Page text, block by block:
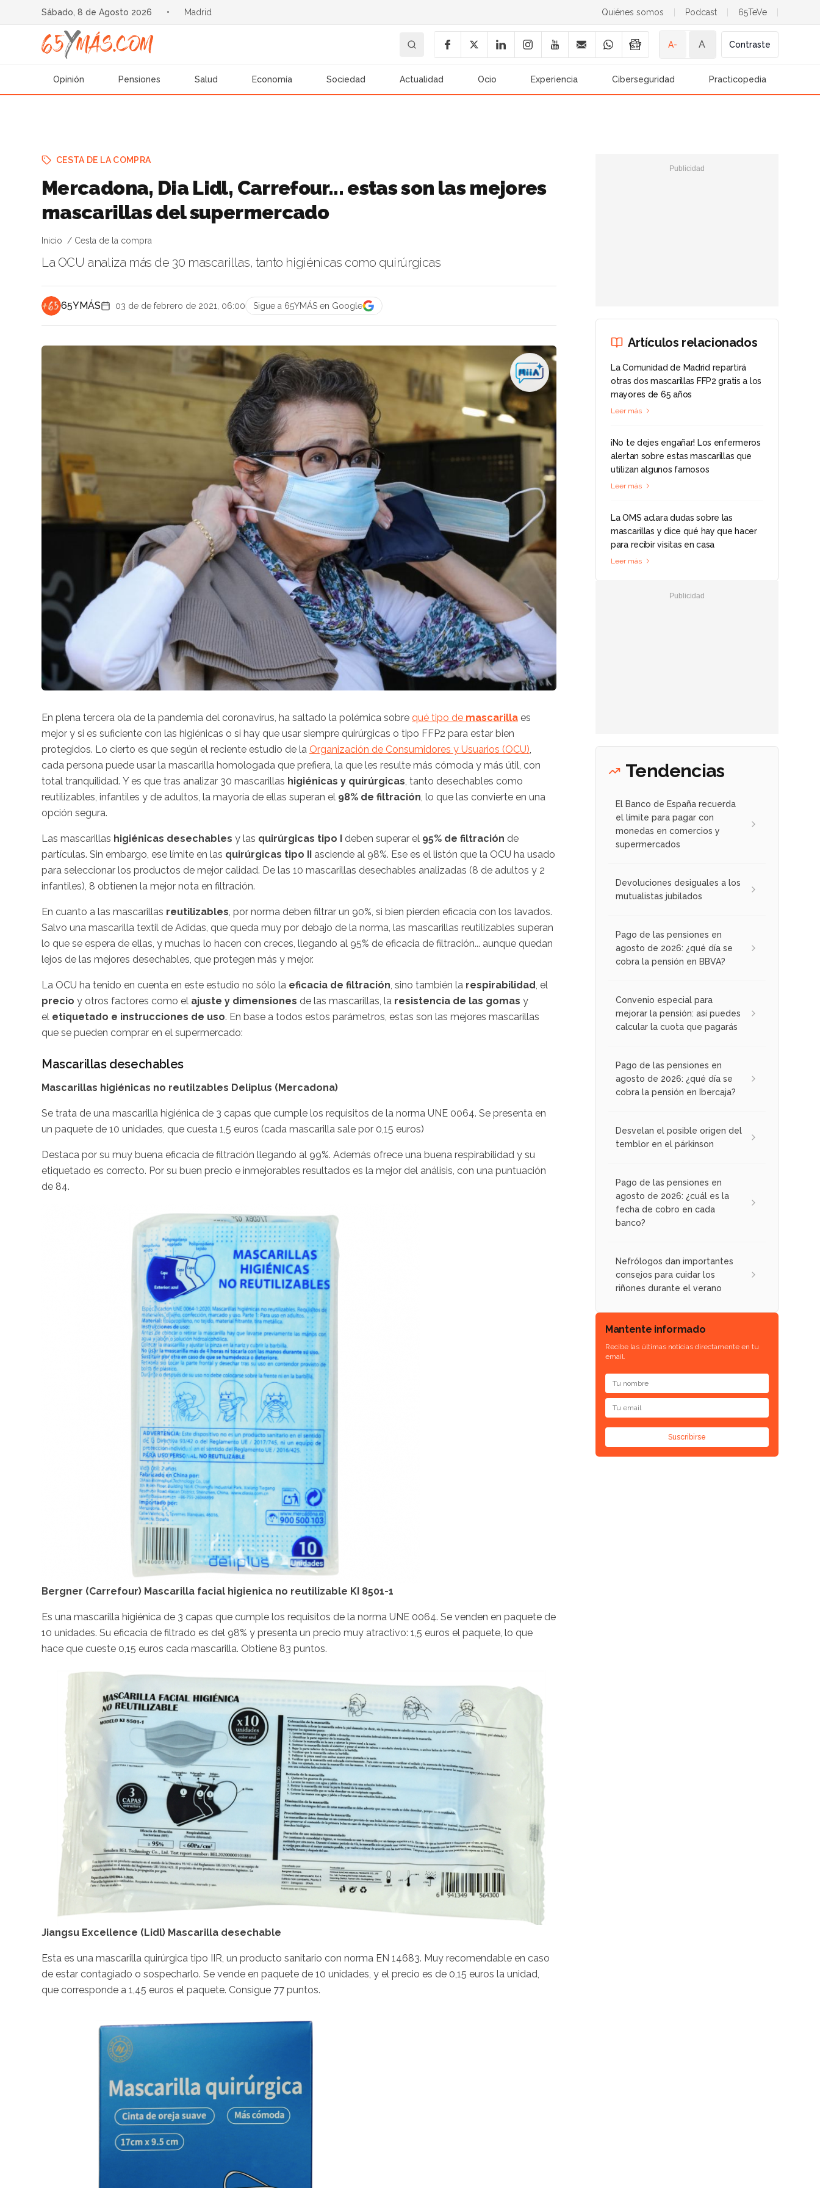
Sábado, 8 de Agosto 2026 • Madrid Quiénes somos Podcast 65TeVe
A- A Contraste
Opinión Pensiones Salud Economía Sociedad Actualidad Ocio Experiencia Ciberseguridad Practicopedia
CESTA DE LA COMPRA
Mercadona, Dia Lidl, Carrefour... estas son las mejores
mascarillas del supermercado
Inicio Cesta de la compra
La OCU analiza más de 30 mascarillas, tanto higiénicas como quirúrgicas
65YMÁS 03 de de febrero de 2021, 06:00 Sigue a 65YMÁS en Google
En plena tercera ola de la pandemia del coronavirus, ha saltado la polémica sobre qué tipo de mascarilla es
mejor y si es suficiente con las higiénicas o si hay que usar siempre quirúrgicas o tipo FFP2 para estar bien
protegidos. Lo cierto es que según el reciente estudio de la Organización de Consumidores y Usuarios (OCU)
cada persona puede usar la mascarilla homologada que prefiera, la que les resulte más cómoda y más útil, con
total tranquilidad. Y es que tras analizar 30 mascarillas higiénicas y quirúrgicas , tanto desechables como
reutilizables, infantiles y de adultos, la mayoría de ellas superan el 98% de filtración , lo que las convierte en una
opción segura.
Las mascarillas higiénicas desechables y las quirúrgicas tipo I deben superar el 95% de filtración de
partículas. Sin embargo, ese límite en las quirúrgicas tipo II asciende al 98%. Ese es el listón que la OCU ha usado
para seleccionar los productos de mejor calidad. De las 10 mascarillas desechables analizadas (8 de adultos y 2
infantiles), 8 obtienen la mejor nota en filtración.
En cuanto a las mascarillas reutilizables , por norma deben filtrar un 90%, si bien pierden eficacia con los lavados.
Salvo una mascarilla textil de Adidas, que queda muy por debajo de la norma, las mascarillas reutilizables superan
lo que se espera de ellas, y muchas lo hacen con creces, llegando al 95% de eficacia de filtración... aunque quedan
lejos de las mejores desechables, que protegen más y mejor.
La OCU ha tenido en cuenta en este estudio no sólo la eficacia de filtración , sino también la respirabilidad , el
precio y otros factores como el ajuste y dimensiones de las mascarillas, la resistencia de las gomas y
el etiquetado e instrucciones de uso. En base a todos estos parámetros, estas son las mejores mascarillas
que se pueden comprar en el supermercado:
Mascarillas desechables
Mascarillas higiénicas no reutilzables Deliplus (Mercadona)
Se trata de una mascarilla higiénica de 3 capas que cumple los requisitos de la norma UNE 0064. Se presenta en
un paquete de 10 unidades, que cuesta 1,5 euros (cada mascarilla sale por 0,15 euros)
Destaca por su muy buena eficacia de filtración llegando al 99%. Además ofrece una buena respirabilidad y su
etiquetado es correcto. Por su buen precio e inmejorables resultados es la mejor del análisis, con una puntuación
de 84.
Bergner (Carrefour) Mascarilla facial higienica no reutilizable KI 8501-1
Es una mascarilla higiénica de 3 capas que cumple los requisitos de la norma UNE 0064. Se venden en paquete de
10 unidades. Su eficacia de filtrado es del 98% y presenta un precio muy atractivo: 1,5 euros el paquete, lo que
hace que cueste 0,15 euros cada mascarilla. Obtiene 83 puntos.
Jiangsu Excellence (Lidl) Mascarilla desechable
Esta es una mascarilla quirúrgica tipo IIR, un producto sanitario con norma EN 14683. Muy recomendable en caso
de estar contagiado o sospecharlo. Se vende en paquete de 10 unidades, y el precio es de 0,15 euros la unidad,
que corresponde a 1,45 euros el paquete. Consigue 77 puntos.
Artículos relacionados
La Comunidad de Madrid repartirá
otras dos mascarillas FFP2 gratis a los
mayores de 65 años
Leer más
¡No te dejes engañar! Los enfermeros
alertan sobre estas mascarillas que
utilizan algunos famosos
Leer más
La OMS aclara dudas sobre las
mascarillas y dice qué hay que hacer
para recibir visitas en casa
Leer más
Tendencias
El Banco de España recuerda
el límite para pagar con
monedas en comercios y
supermercados
Devoluciones desiguales a los
mutualistas jubilados
Pago de las pensiones en
agosto de 2026: ¿qué día se
cobra la pensión en BBVA?
Convenio especial para
mejorar la pensión: así puedes
calcular la cuota que pagarás
Pago de las pensiones en
agosto de 2026: ¿qué día se
cobra la pensión en Ibercaja?
Desvelan el posible origen del
temblor en el párkinson
Pago de las pensiones en
agosto de 2026: ¿cuál es la
fecha de cobro en cada
banco?
Nefrólogos dan importantes
consejos para cuidar los
riñones durante el verano
Mantente informado
Recibe las últimas noticias directamente en tu
email.
Suscribirse